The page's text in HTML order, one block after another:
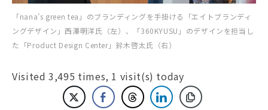
「nana’s green tea」のブランディングを手掛ける「エイトブランディ
ングデザイン」西澤明洋氏（左）、「360KYUSU」のデザインを担当し
た「Product Design Center」鈴木啓太氏（右）
Visited 3,495 times, 1 visit(s) today